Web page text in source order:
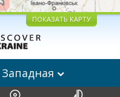
ПОКАЗАТЬ КАРТУ
Западная